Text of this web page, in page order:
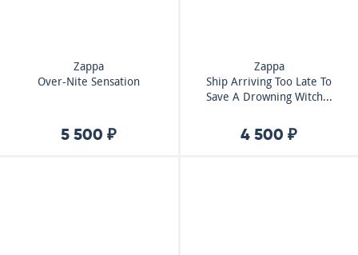
Zappa
Over-Nite Sensation
5 500 ₽
Zappa
Ship Arriving Too Late To
Save A Drowning Witch...
4 500 ₽